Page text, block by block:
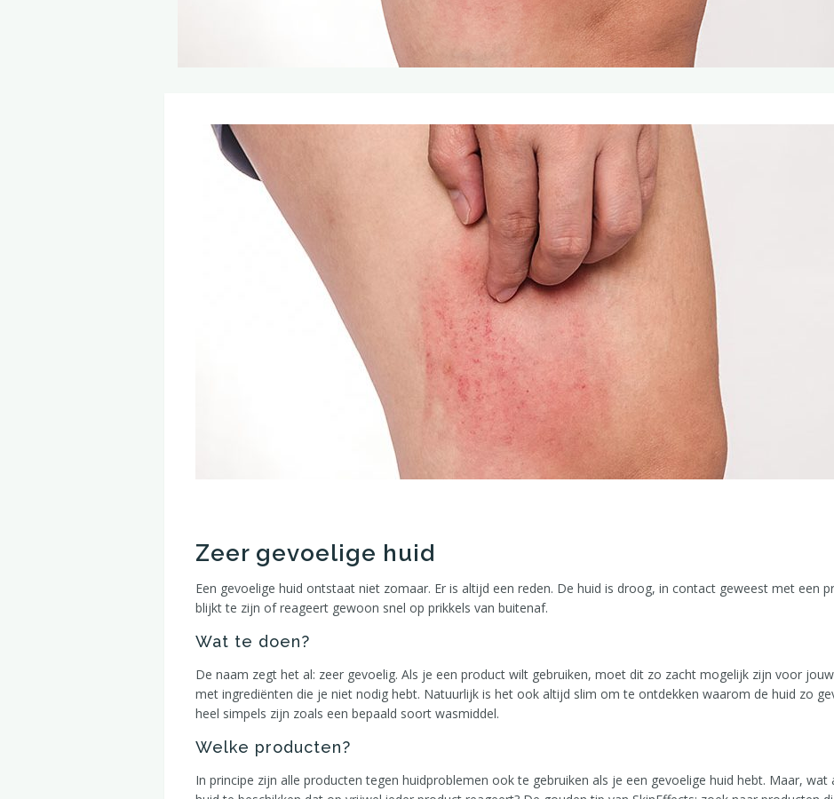
Zeer gevoelige huid
Een gevoelige huid ontstaat niet zomaar. Er is altijd een reden. De huid is droog, in contact geweest met een
blijkt te zijn of reageert gewoon snel op prikkels van buitenaf.
Wat te doen?
De naam zegt het al: zeer gevoelig. Als je een product wilt gebruiken, moet dit zo zacht mogelijk zijn voor
met ingrediënten die je niet nodig hebt. Natuurlijk is het ook altijd slim om te ontdekken waarom de huid zo
heel simpels zijn zoals een bepaald soort wasmiddel.
Welke producten?
In principe zijn alle producten tegen huidproblemen ook te gebruiken als je een gevoelige huid hebt. Maar, wat